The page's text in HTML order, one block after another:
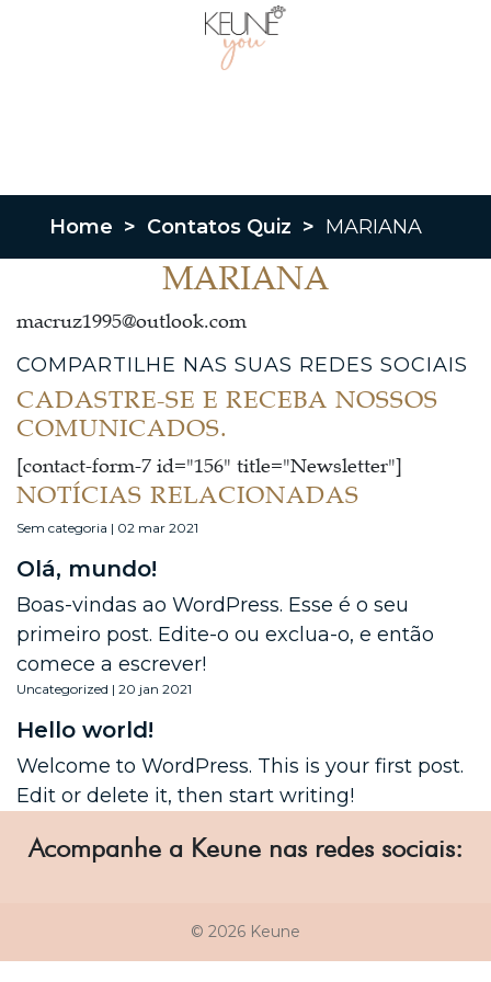
Home > Contatos Quiz > MARIANA
MARIANA
macruz1995@outlook.com
COMPARTILHE NAS SUAS REDES SOCIAIS
CADASTRE-SE E RECEBA NOSSOS
COMUNICADOS.
[contact-form-7 id="156" title="Newsletter"]
NOTÍCIAS RELACIONADAS
Sem categoria | 02 mar 2021
Olá, mundo!
Boas-vindas ao WordPress. Esse é o seu
primeiro post. Edite-o ou exclua-o, e então
comece a escrever!
Uncategorized | 20 jan 2021
Hello world!
Welcome to WordPress. This is your first post.
Edit or delete it, then start writing!
Acompanhe a Keune nas redes sociais:
© 2026 Keune